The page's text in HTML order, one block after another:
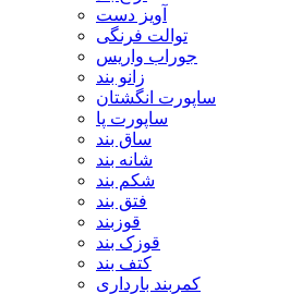
آویز دست
توالت فرنگی
جوراب واریس
زانو بند
ساپورت انگشتان
ساپورت پا
ساق بند
شانه بند
شکم بند
فتق بند
قوزبند
قوزک بند
کتف بند
کمربند بارداری